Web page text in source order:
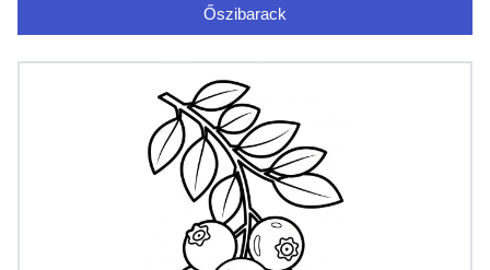
Őszibarack